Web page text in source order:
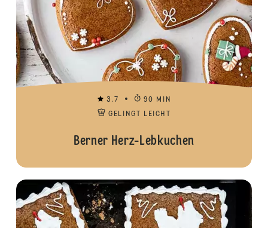
3.7
90 MIN
GELINGT LEICHT
Berner Herz-Lebkuchen